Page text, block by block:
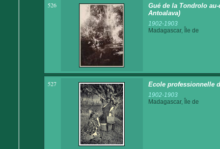
526
Gué de la Tondrolo
Antoalava)
1902-1903
Madagascar, Île de
527 Ecole professionnelle
1902-1903
Madagascar, Île de